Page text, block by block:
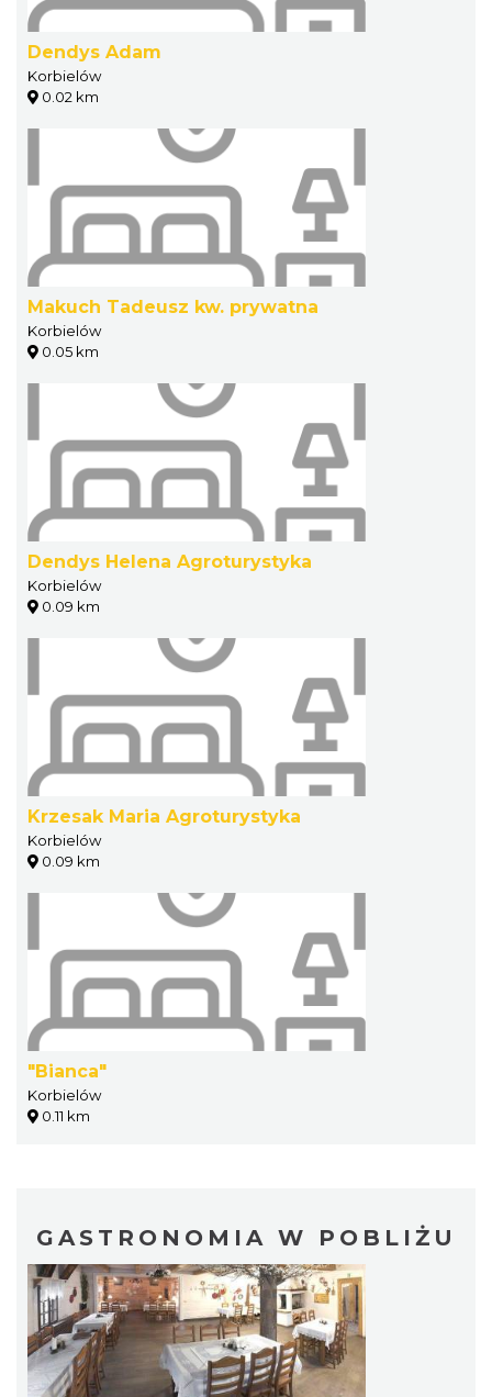
Dendys Adam
Korbielów
0.02 km
Makuch Tadeusz kw. prywatna
Korbielów
0.05 km
Dendys Helena Agroturystyka
Korbielów
0.09 km
Krzesak Maria Agroturystyka
Korbielów
0.09 km
"Bianca"
Korbielów
0.11 km
GASTRONOMIA W POBLIŻU